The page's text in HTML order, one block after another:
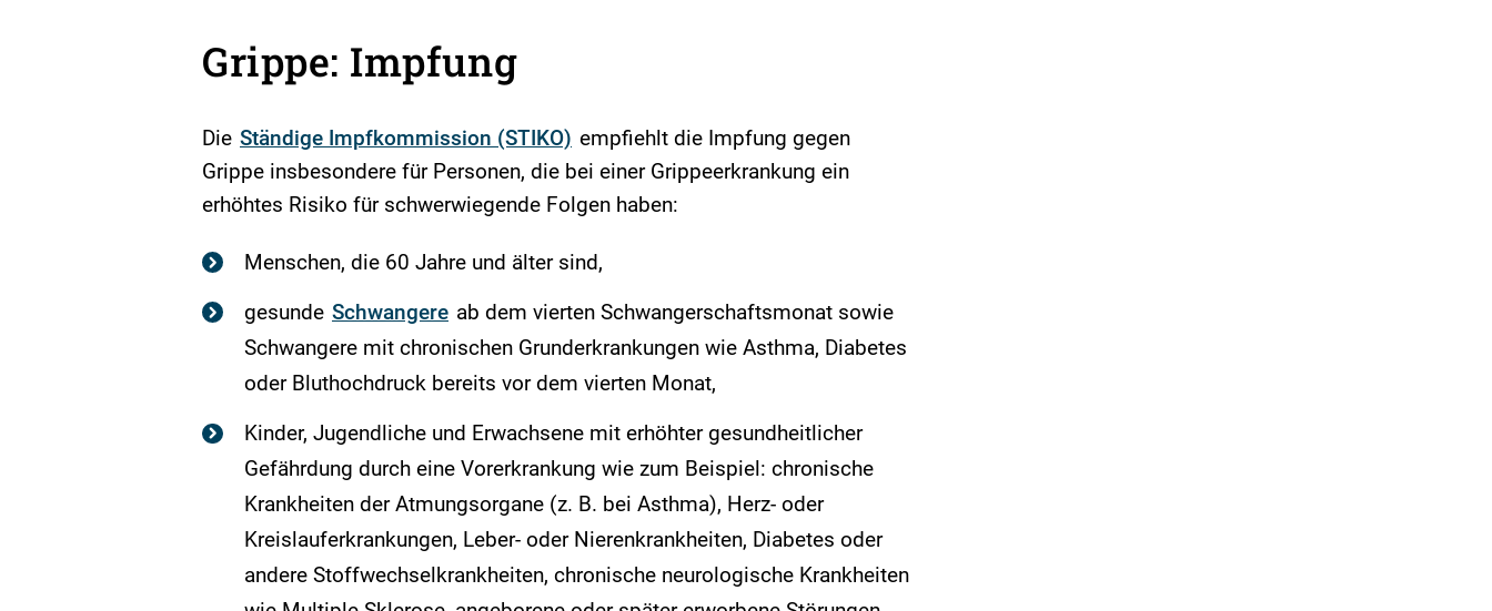
Grippe: Impfung
Die Ständige Impfkommission (STIKO) empfiehlt die Impfung gegen
Grippe insbesondere für Personen, die bei einer Grippeerkrankung ein
erhöhtes Risiko für schwerwiegende Folgen haben:
Menschen, die 60 Jahre und älter sind,
gesunde Schwangere ab dem vierten Schwangerschaftsmonat sowie
Schwangere mit chronischen Grunderkrankungen wie Asthma, Diabetes
oder Bluthochdruck bereits vor dem vierten Monat,
Kinder, Jugendliche und Erwachsene mit erhöhter gesundheitlicher
Gefährdung durch eine Vorerkrankung wie zum Beispiel: chronische
Krankheiten der Atmungsorgane (z. B. bei Asthma), Herz- oder
Kreislauferkrankungen, Leber- oder Nierenkrankheiten, Diabetes oder
andere Stoffwechselkrankheiten, chronische neurologische Krankheiten